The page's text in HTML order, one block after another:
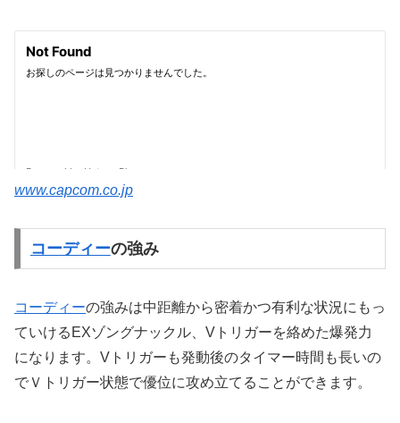
www.capcom.co.jp
コーディーの強み
コーディーの強みは中距離から密着かつ有利な状況にもっ
ていけるEXゾングナックル、Vトリガーを絡めた爆発力
になります。Vトリガーも発動後のタイマー時間も長いの
でＶトリガー状態で優位に攻め立てることができます。